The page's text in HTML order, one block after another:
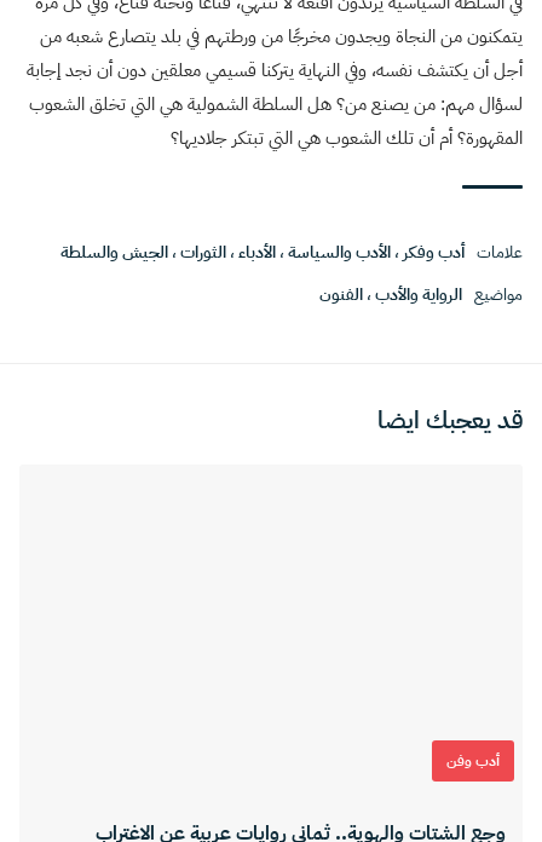
يتمكنون من النجاة ويجدون مخرجًا من ورطتهم في بلد يتصارع شعبه من
أجل أن يكتشف نفسه، وفي النهاية يتركنا قسيمي معلقين دون أن نجد إجابة
لسؤال مهم: من يصنع من؟ هل السلطة الشمولية هي التي تخلق الشعوب
المقهورة؟ أم أن تلك الشعوب هي التي تبتكر جلاديها؟
علامات أدب وفكر ،الأدب والسياسة،الأدباء،الثورات،الجيش والسلطة
مواضيع الرواية والأدب،الفنون
قد يعجبك ايضا
أدب وفن
وجع الشتات والهوية.. ثماني روايات عربية عن الاغتراب